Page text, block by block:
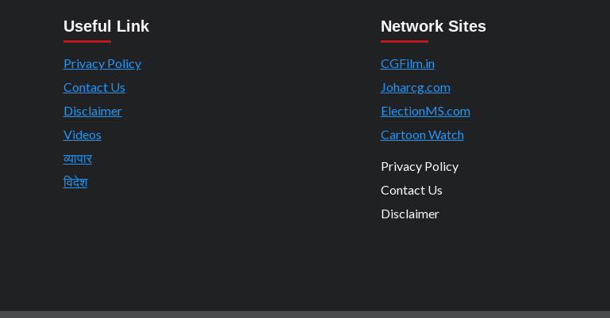
Useful Link
Privacy Policy
Contact Us
Disclaimer
Videos
व्यापार
विदेश
Network Sites
CGFilm.in
Joharcg.com
ElectionMS.com
Cartoon Watch
Privacy Policy
Contact Us
Disclaimer